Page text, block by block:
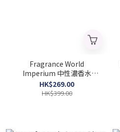
Fragrance World
Imperium 中性濃香水
100ml (Barcode：
6291108326763)
HK$269.00
HK$399.00